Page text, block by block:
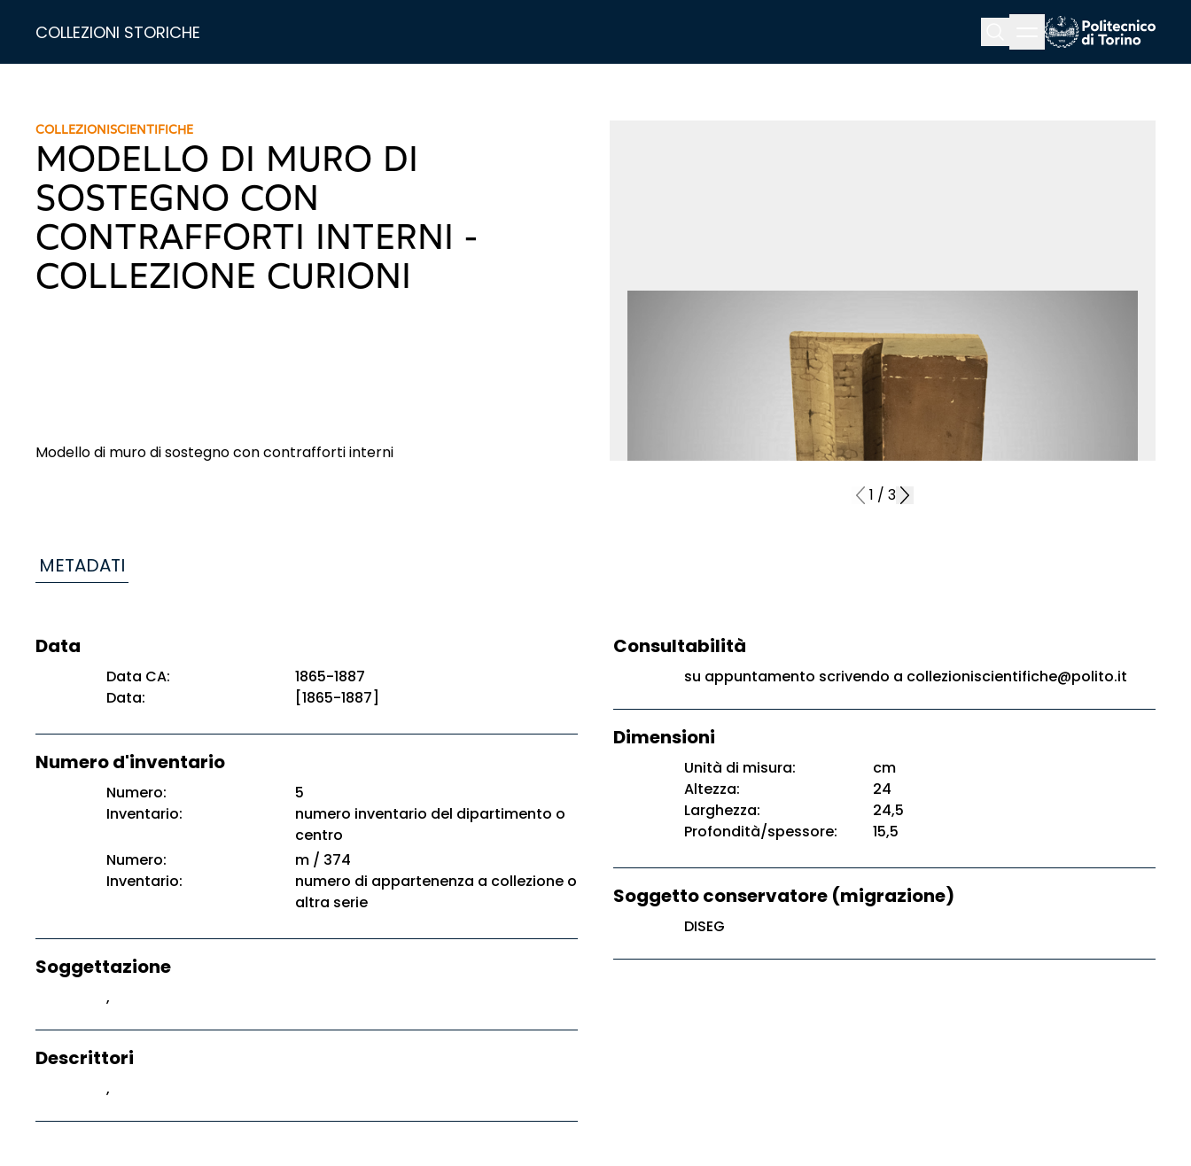
COLLEZIONI STORICHE
Menu button
COLLEZIONISCIENTIFICHE
MODELLO DI MURO DI
SOSTEGNO CON
CONTRAFFORTI INTERNI -
COLLEZIONE CURIONI
Modello di muro di sostegno con contrafforti interni
1 / 3
METADATI
Data
Data CA:
1865-1887
Data:
[1865-1887]
Numero d'inventario
Numero:
5
Inventario:
numero inventario del dipartimento o
centro
Numero:
m / 374
Inventario:
numero di appartenenza a collezione o
altra serie
Soggettazione
,
Descrittori
,
Consultabilità
su appuntamento scrivendo a collezioniscientifiche@polito.it
Dimensioni
Unità di misura:
cm
Altezza:
24
Larghezza:
24,5
Profondità/spessore:
15,5
Soggetto conservatore (migrazione)
DISEG